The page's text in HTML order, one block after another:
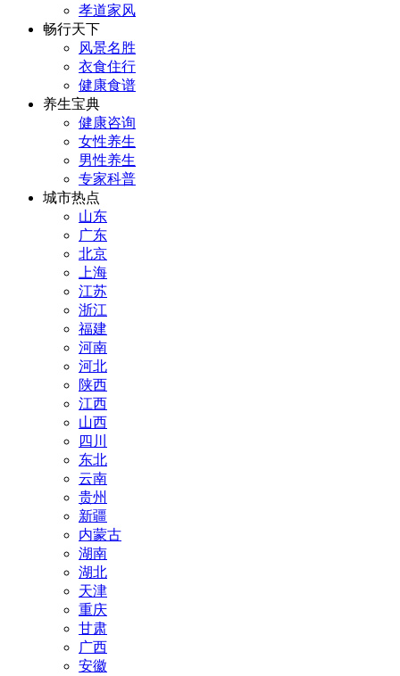
孝道家风
畅行天下
风景名胜
衣食住行
健康食谱
养生宝典
健康咨询
女性养生
男性养生
专家科普
城市热点
山东
广东
北京
上海
江苏
浙江
福建
河南
河北
陕西
江西
山西
四川
东北
云南
贵州
新疆
内蒙古
湖南
湖北
天津
重庆
甘肃
广西
安徽